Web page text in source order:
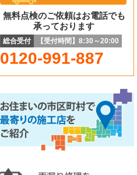
無料点検のご依頼はお電話でも
承っております
総合受付 【受付時間】8:30～20:00
0120-991-887